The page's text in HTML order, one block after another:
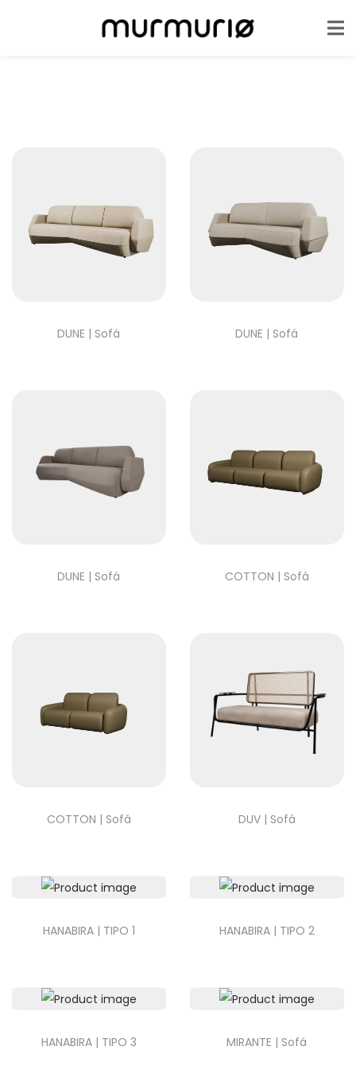
DUNE | Sofá DUNE | Sofá
DUNE | Sofá COTTON | Sofá
COTTON | Sofá DUV | Sofá
HANABIRA | TIPO 1 HANABIRA | TIPO 2
HANABIRA | TIPO 3 MIRANTE | Sofá